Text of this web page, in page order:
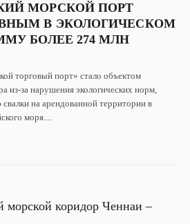
МОРСКОЙ ПОРТ
В ЭКОЛОГИЧЕСКОМ
БОЛЕЕ 274 МЛН
торговый порт» стало объектом
из-за нарушения экологических норм,
на арендованной территории в
моря....
морской коридор Ченнаи –